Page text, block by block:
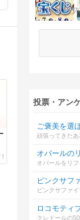
投票・アン
ご褒美を選
オパールの
ピンクサフ
ロコモティ